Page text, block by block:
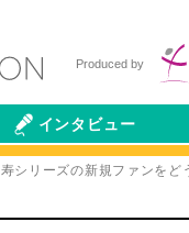
Produced by
インタビュー
寿シリーズの新規ファンを